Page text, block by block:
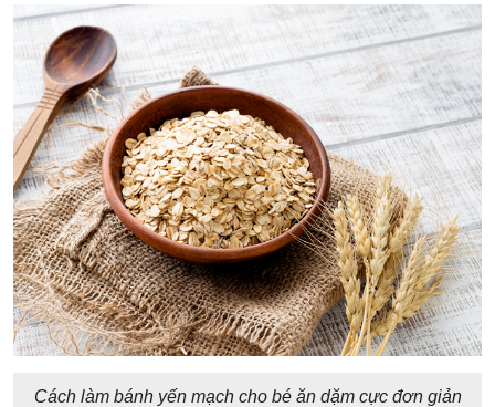
Cách làm bánh yến mạch cho bé ăn dặm cực đơn giản